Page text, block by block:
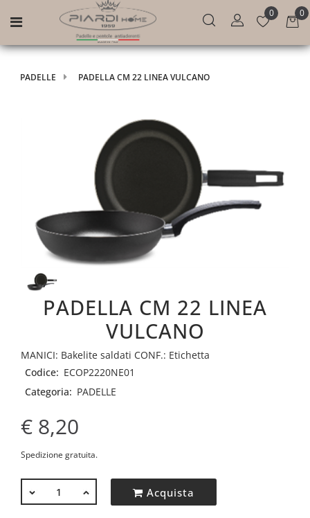
Open menu
0 0
PADELLE PADELLA CM 22 LINEA VULCANO
PADELLA CM 22 LINEA
VULCANO
MANICI: Bakelite saldati CONF.: Etichetta
Codice: ECOP2220NE01
Categoria: PADELLE
€ 8,20
Spedizione gratuita.
Acquista